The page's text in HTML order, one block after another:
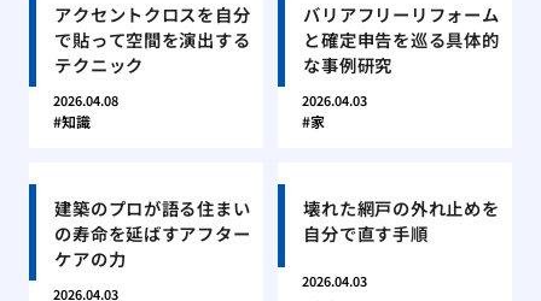
アクセントクロスを自分
で貼って空間を演出する
テクニック
2026.04.08
知識
バリアフリーリフォーム
と確定申告を巡る具体的
な事例研究
2026.04.03
家
建築のプロが語る住まい
の寿命を延ばすアフター
ケアの力
2026.04.03
壊れた網戸の外れ止めを
自分で直す手順
2026.04.03